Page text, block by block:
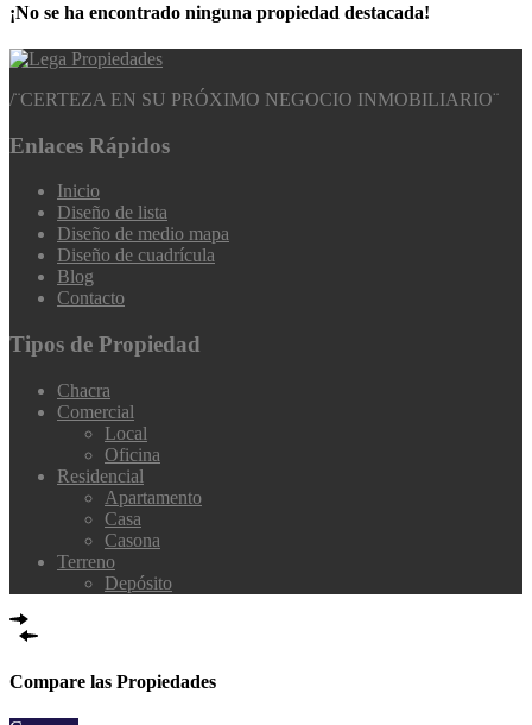
¡No se ha encontrado ninguna propiedad destacada!
/¨CERTEZA EN SU PRÓXIMO NEGOCIO INMOBILIARIO¨
Enlaces Rápidos
Inicio
Diseño de lista
Diseño de medio mapa
Diseño de cuadrícula
Blog
Contacto
Tipos de Propiedad
Chacra
Comercial
Local
Oficina
Residencial
Apartamento
Casa
Casona
Terreno
Depósito
Compare las Propiedades